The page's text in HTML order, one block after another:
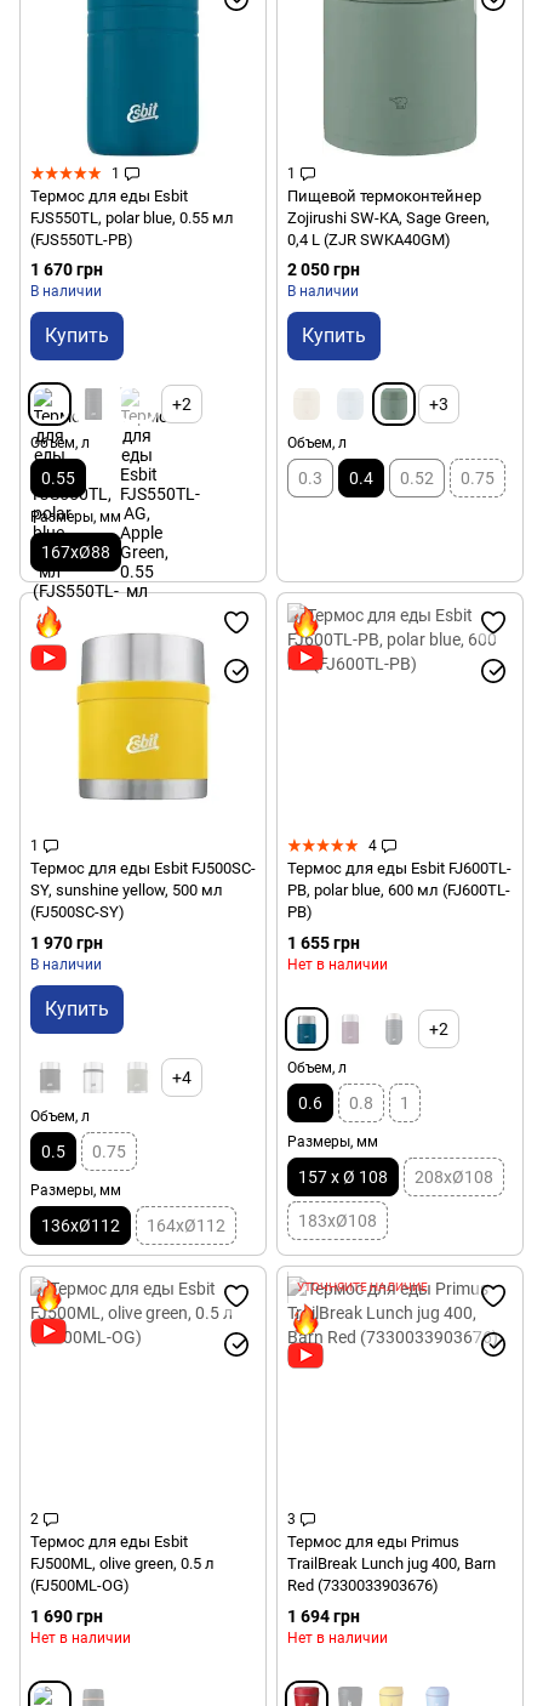
1
Термос для еды Esbit
FJS550TL, polar blue, 0.55 мл
(FJS550TL-PB)
1 670 грн
В наличии
Купить
+2
Объем, л
0.55
Размеры, мм
167xØ88
1
Пищевой термоконтейнер
Zojirushi SW-KA, Sage Green,
0,4 L (ZJR SWKA40GM)
2 050 грн
В наличии
Купить
+3
Объем, л
0.3 0.4 0.52 0.75
1
Термос для еды Esbit FJ500SC-
SY, sunshine yellow, 500 мл
(FJ500SC-SY)
1 970 грн
В наличии
Купить
+4
Объем, л
0.5 0.75
Размеры, мм
136xØ112 164xØ112
4
Термос для еды Esbit FJ600TL-
PB, polar blue, 600 мл (FJ600TL-
PB)
1 655 грн
Нет в наличии
+2
Объем, л
0.6 0.8 1
Размеры, мм
157 x Ø 108 208xØ108
183xØ108
2
Термос для еды Esbit
FJ500ML, olive green, 0.5 л
(FJ500ML-OG)
1 690 грн
Нет в наличии
УТОЧНЯЙТЕ НАЛИЧИЕ
3
Термос для еды Primus
TrailBreak Lunch jug 400, Barn
Red (7330033903676)
1 694 грн
Нет в наличии